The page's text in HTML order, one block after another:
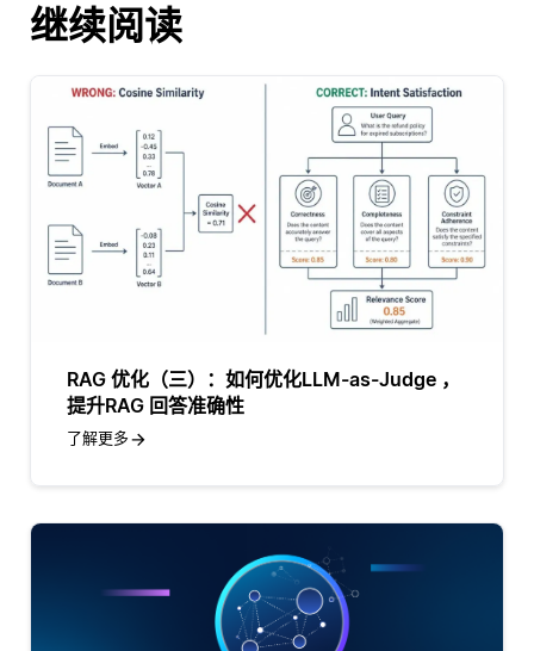
继续阅读
RAG 优化（三）：如何优化LLM-as-Judge ，
提升RAG 回答准确性
了解更多